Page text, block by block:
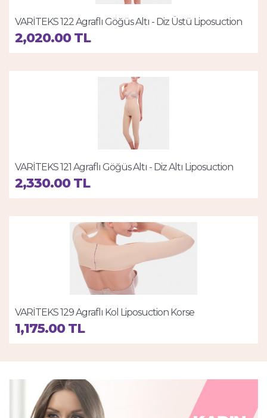
VARİTEKS 122 Agraflı Göğüs Altı - Diz Üstü Liposuction
Korse
2,020.00 TL
VARİTEKS 121 Agraflı Göğüs Altı - Diz Altı Liposuction
Korse
2,330.00 TL
VARİTEKS 129 Agraflı Kol Liposuction Korse
1,175.00 TL